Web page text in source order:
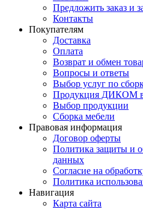
Предложить заказ и
Контакты
Покупателям
Доставка
Оплата
Возврат и обмен
Вопросы и ответы
Выбор услуг по
Продукция ДИКОМ в
Выбор продукции
Сборка мебели
Правовая информация
Договор оферты
Политика защиты и
данных
Согласие на
Политика
Навигация
Карта сайта